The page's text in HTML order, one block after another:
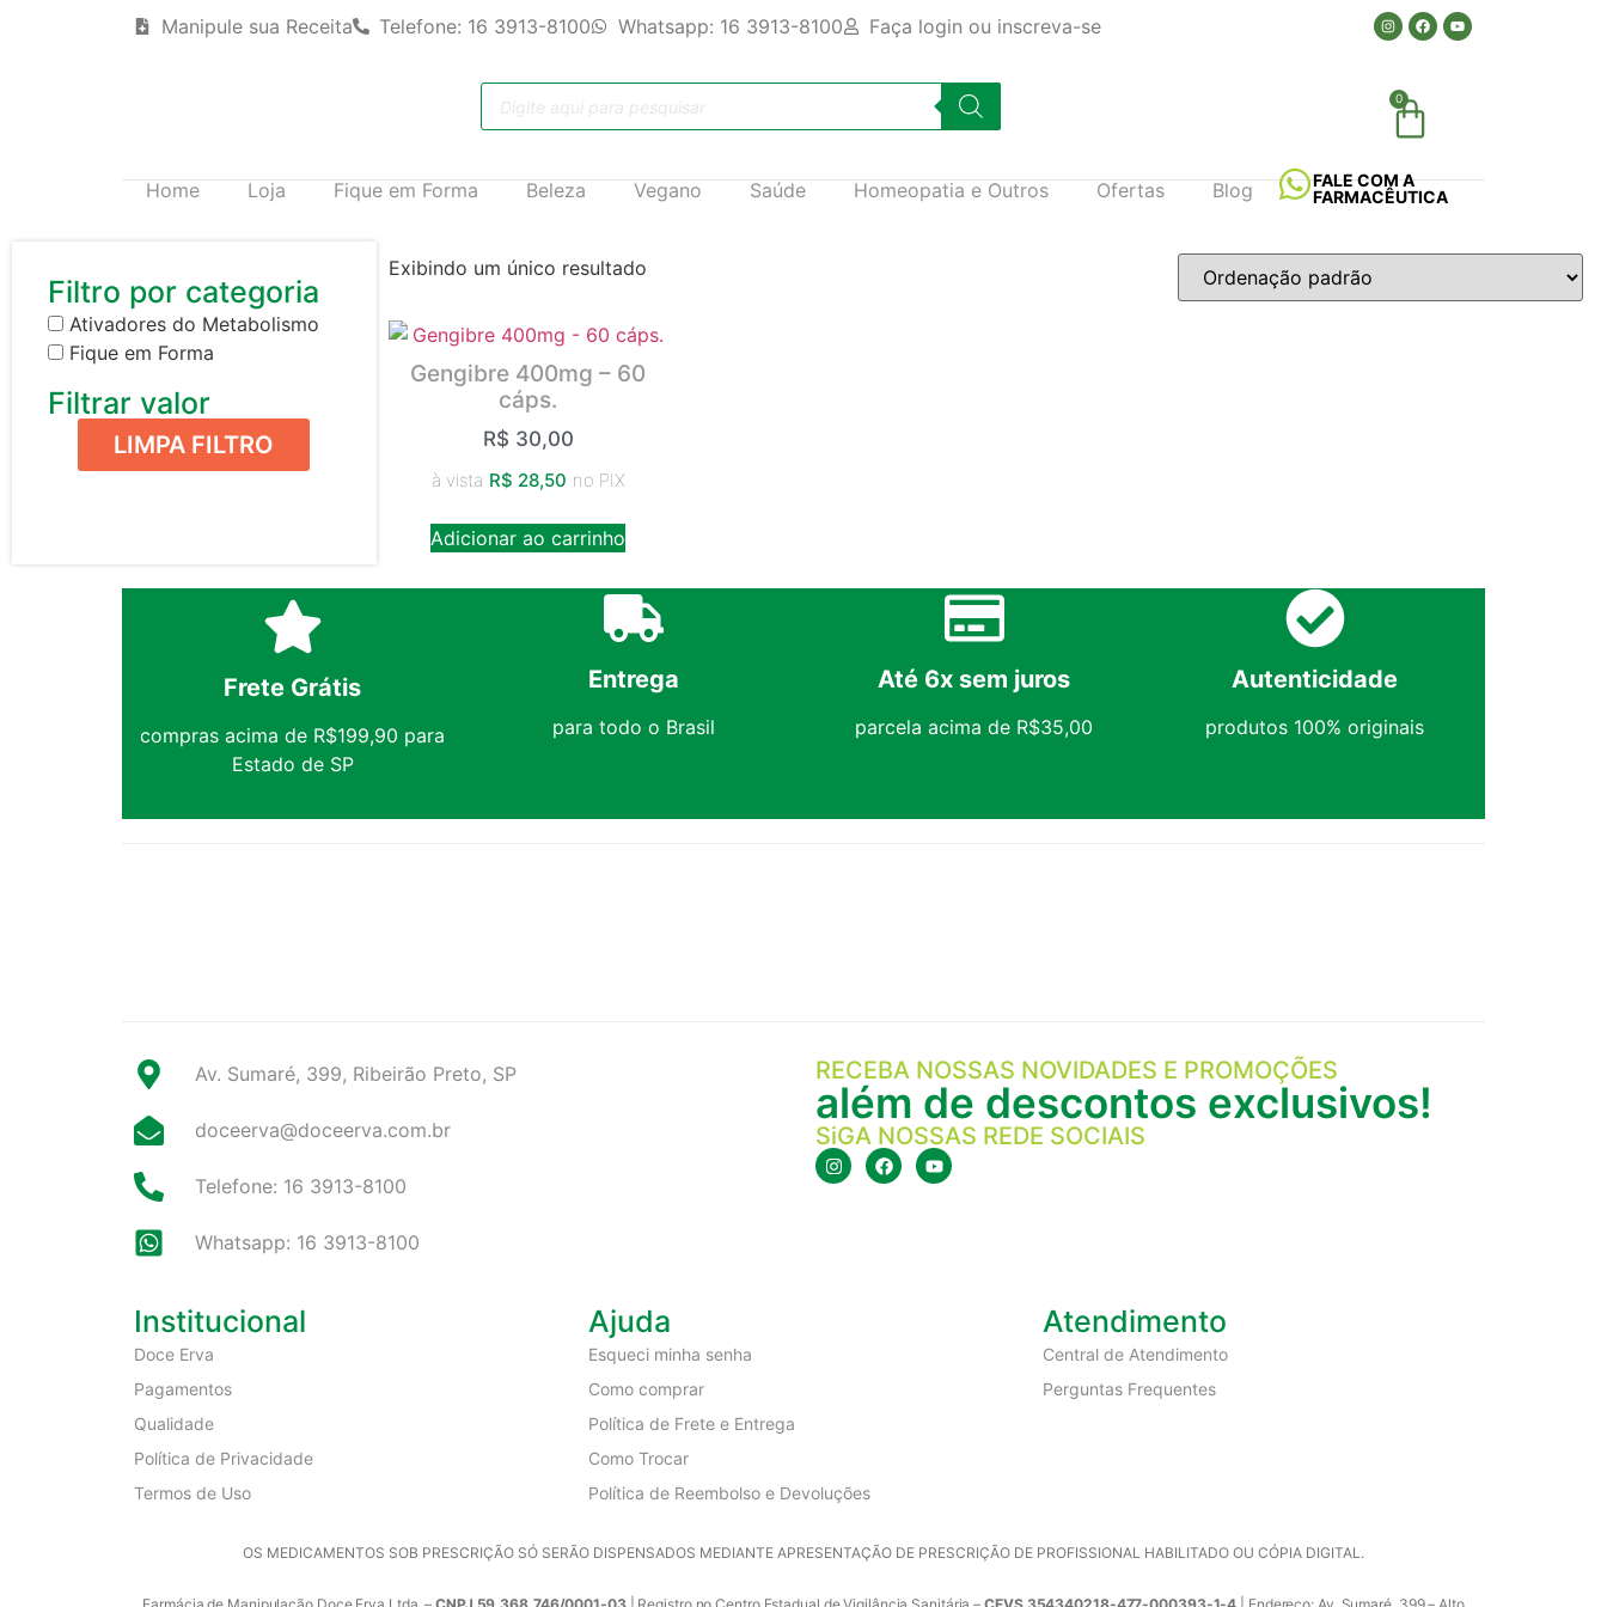
Manipule sua Receita Telefone: 16 3913-8100 Whatsapp: 16 3913-8100 Faça login ou inscreva-se
0
Home Loja Fique em Forma Beleza Vegano Saúde Homeopatia e Outros Ofertas Blog
FALE COM A
FARMACÊUTICA
Filtro por categoria
Ativadores do Metabolismo
Fique em Forma
Filtrar valor
LIMPA FILTRO
Exibindo um único resultado
Gengibre 400mg – 60
cáps.
R$ 30,00
à vista R$ 28,50 no PIX
Adicionar ao carrinho
Frete Grátis
compras acima de R$199,90 para
Estado de SP
Entrega
para todo o Brasil
Até 6x sem juros
parcela acima de R$35,00
Autenticidade
produtos 100% originais
Av. Sumaré, 399, Ribeirão Preto, SP
doceerva@doceerva.com.br
Telefone: 16 3913-8100
Whatsapp: 16 3913-8100
RECEBA NOSSAS NOVIDADES E PROMOÇÕES
além de descontos exclusivos!
SiGA NOSSAS REDE SOCIAIS
Institucional
Doce Erva
Pagamentos
Qualidade
Política de Privacidade
Termos de Uso
Ajuda
Esqueci minha senha
Como comprar
Política de Frete e Entrega
Como Trocar
Política de Reembolso e Devoluções
Atendimento
Central de Atendimento
Perguntas Frequentes
OS MEDICAMENTOS SOB PRESCRIÇÃO SÓ SERÃO DISPENSADOS MEDIANTE APRESENTAÇÃO DE PRESCRIÇÃO DE PROFISSIONAL HABILITADO OU CÓPIA DIGITAL.